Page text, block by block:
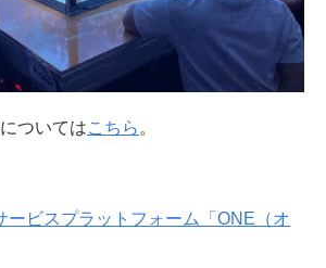
ついてはこちら 。
ービスプラットフォーム「ONE（オ